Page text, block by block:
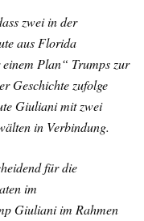
zwei in der
aus Florida
Plan“ Trumps zur
Geschichte zufolge
Giuliani mit zwei
in Verbindung.
für die
im
Giuliani im Rahmen